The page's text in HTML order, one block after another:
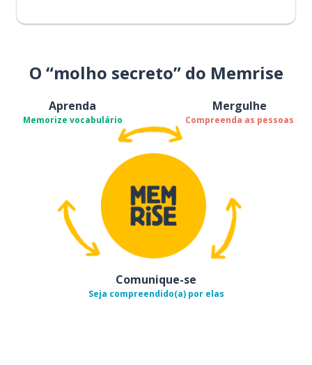
O “molho secreto” do Memrise
Aprenda
Memorize vocabulário
Mergulhe
Compreenda as pessoas
Comunique-se
Seja compreendido(a) por elas